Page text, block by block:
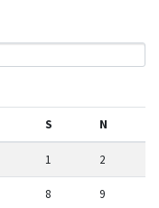
S N
1 2
8 9